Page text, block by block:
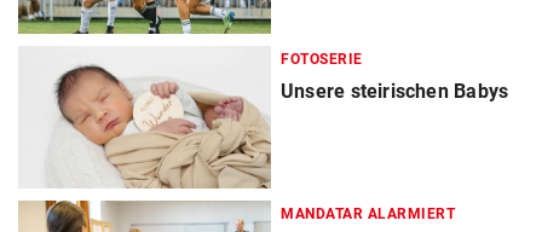
FOTOSERIE
Unsere steirischen Babys
MANDATAR ALARMIERT